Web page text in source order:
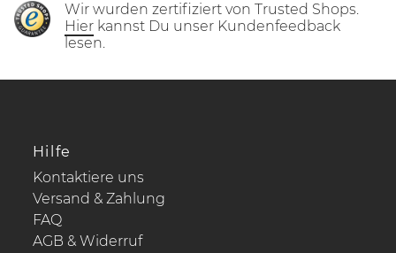
Wir wurden zertifiziert von Trusted Shops.
Hier kannst Du unser Kundenfeedback
lesen.
Hilfe
Kontaktiere uns
Versand & Zahlung
FAQ
AGB & Widerruf